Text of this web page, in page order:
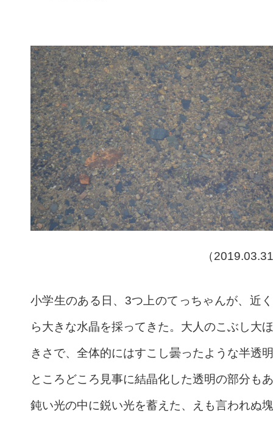
（
小学生のある日、3つ上のてっちゃんが、近
ら大きな水晶を採ってきた。大人のこぶし大
きさで、全体的にはすこし曇ったような半透
ところどころ見事に結晶化した透明の部分も
鈍い光の中に鋭い光を蓄えた、えも言われぬ